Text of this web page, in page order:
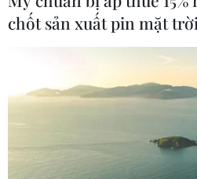
chốt sản xuất pin mặt trời